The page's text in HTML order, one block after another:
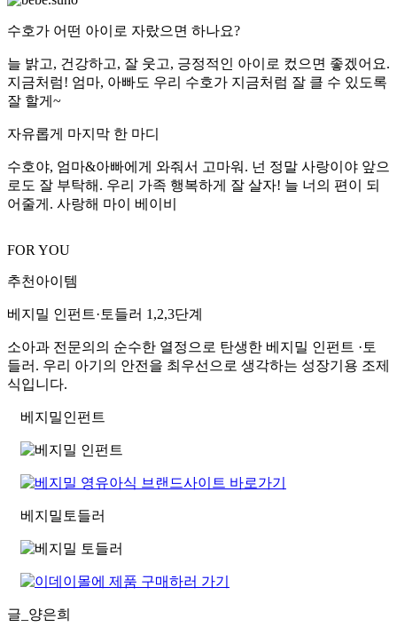
수호가 어떤 아이로 자랐으면 하나요?
늘 밝고, 건강하고, 잘 웃고, 긍정적인 아이로 컸으면 좋겠어요.
지금처럼! 엄마, 아빠도 우리 수호가 지금처럼 잘 클 수 있도록
잘 할게~
자유롭게 마지막 한 마디
수호야, 엄마&아빠에게 와줘서 고마워. 넌 정말 사랑이야 앞으
로도 잘 부탁해. 우리 가족 행복하게 잘 살자! 늘 너의 편이 되
어줄게. 사랑해 마이 베이비
FOR YOU
추천아이템
베지밀 인펀트·토들러 1,2,3단계
소아과 전문의의 순수한 열정으로 탄생한 베지밀 인펀트 ·토
들러. 우리 아기의 안전을 최우선으로 생각하는 성장기용 조제
식입니다.
베지밀인펀트
베지밀토들러
글_양은희